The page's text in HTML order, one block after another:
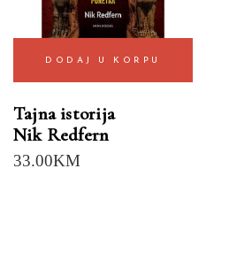
DODAJ U KORPU
Tajna istorija
Nik Redfern
33.00KM